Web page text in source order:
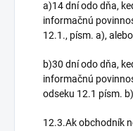
a)14 dní odo dňa,
informačnú
12.1., písm. a), alebo
b)30 dní odo dňa,
informačnú
odseku 12.1 písm.
12.3.Ak obchodník